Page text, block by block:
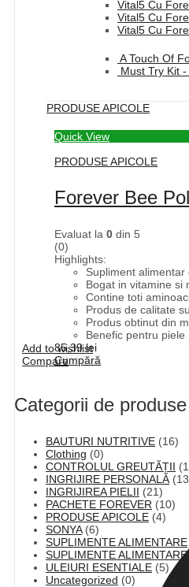
Vital5 Cu
Vital5 Cu
Vital5 Cu
A Touch Of
Must Try Kit -
PRODUSE APICOLE
Quick View
PRODUSE APICOLE
Forever Bee
Evaluat la 0 din 5
(0)
Highlights:
Supliment alimentar
Bogat in vitamine si
Contine toti
Produs de calitate
Produs obtinut din
Benefic pentru piele
85,39lei
Cumpără
Add to wishlist
Compare
Categorii de produse
BAUTURI NUTRITIVE (16)
Clothing (0)
CONTROLUL GREUTĂȚII
INGRIJIRE PERSONALĂ
INGRIJIREA PIELII (21)
PACHETE FOREVER (10)
PRODUSE APICOLE (4)
SONYA (6)
SUPLIMENTE ALIMENTARE
SUPLIMENTE ALIMENTARE2
ULEIURI ESENTIALE (5)
Uncategorized (0)